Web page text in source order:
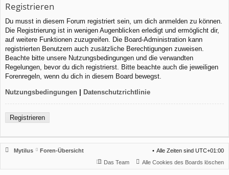
Registrieren
Du musst in diesem Forum registriert sein, um dich anmelden zu können.
Die Registrierung ist in wenigen Augenblicken erledigt und ermöglicht dir,
auf weitere Funktionen zuzugreifen. Die Board-Administration kann
registrierten Benutzern auch zusätzliche Berechtigungen zuweisen.
Beachte bitte unsere Nutzungsbedingungen und die verwandten
Regelungen, bevor du dich registrierst. Bitte beachte auch die jeweiligen
Forenregeln, wenn du dich in diesem Board bewegst.
Nutzungsbedingungen | Datenschutzrichtlinie
Registrieren
Mytilus Foren-Übersicht Alle Zeiten sind UTC+01:00
Alle Cookies des Boards löschen
Das Team